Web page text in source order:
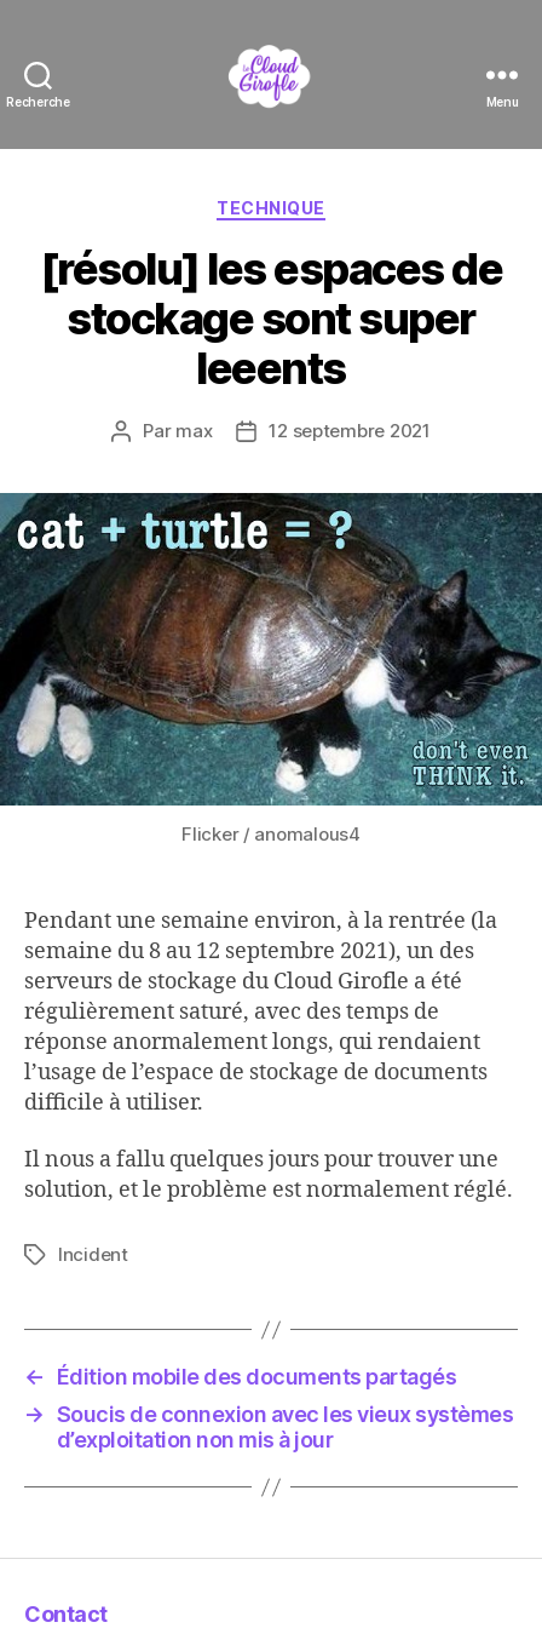
Recherche
Cloud
Menu
Catégories
TECHNIQUE
[résolu] les espaces de
stockage sont super
leeents
Auteur
Par max
Date12 septembre 2021
Flicker / anomalous4
Pendant une semaine environ, à la rentrée (la
semaine du 8 au 12 septembre 2021), un des
serveurs de stockage du Cloud Girofle a été
régulièrement saturé, avec des temps de
réponse anormalement longs, qui rendaient
l’usage de l’espace de stockage de documents
difficile à utiliser.
Il nous a fallu quelques jours pour trouver une
solution, et le problème est normalement réglé.
Étiquettes
Incident
←
Édition mobile des documents partagés
→ Soucis de connexion avec les vieux systèmes
d’exploitation non mis à jour
Contact